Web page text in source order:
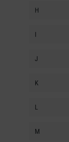
H
I
J
K
L
M